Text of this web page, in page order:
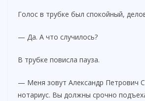
Голос в трубке был спокойный,
— Да. А что случилось?
В трубке повисла пауза.
— Меня зовут Александр Петрович
нотариус. Вы должны срочно